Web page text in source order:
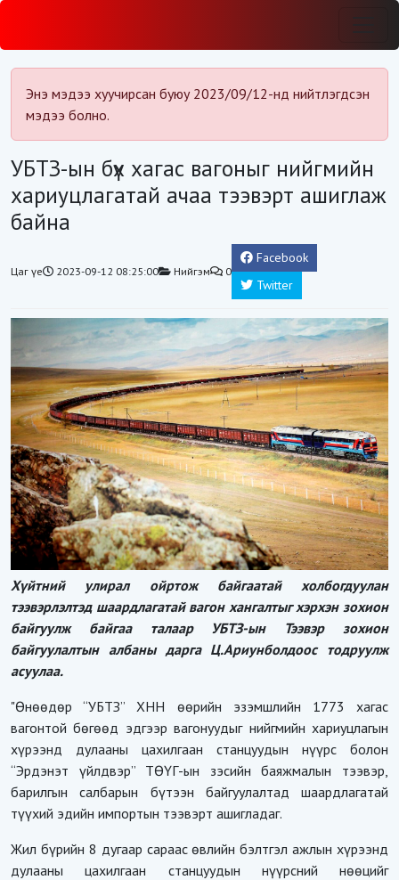
Энэ мэдээ хуучирсан буюу 2023/09/12-нд нийтлэгдсэн
мэдээ болно.
УБТЗ-ын бүх хагас вагоныг нийгмийн
хариуцлагатай ачаа тээвэрт ашиглаж
байна
Цаг үе 2023-09-12 08:25:00 Нийгэм 0
Facebook
Twitter
Хүйтний улирал ойртож байгаатай холбогдуулан
тээвэрлэлтэд шаардлагатай вагон хангалтыг хэрхэн зохион
байгуулж байгаа талаар УБТЗ-ын Тээвэр зохион
байгуулалтын албаны дарга Ц.Ариунболдоос тодруулж
асуулаа.
"Өнөөдөр “УБТЗ” ХНН өөрийн эзэмшлийн 1773 хагас
вагонтой бөгөөд эдгээр вагонуудыг нийгмийн хариуцлагын
хүрээнд дулааны цахилгаан станцуудын нүүрс болон
“Эрдэнэт үйлдвэр” ТӨҮГ-ын зэсийн баяжмалын тээвэр,
барилгын салбарын бүтээн байгуулалтад шаардлагатай
түүхий эдийн импортын тээвэрт ашигладаг.
Жил бүрийн 8 дугаар сараас өвлийн бэлтгэл ажлын хүрээнд
дулааны цахилгаан станцуудын нүүрсний нөөцийг